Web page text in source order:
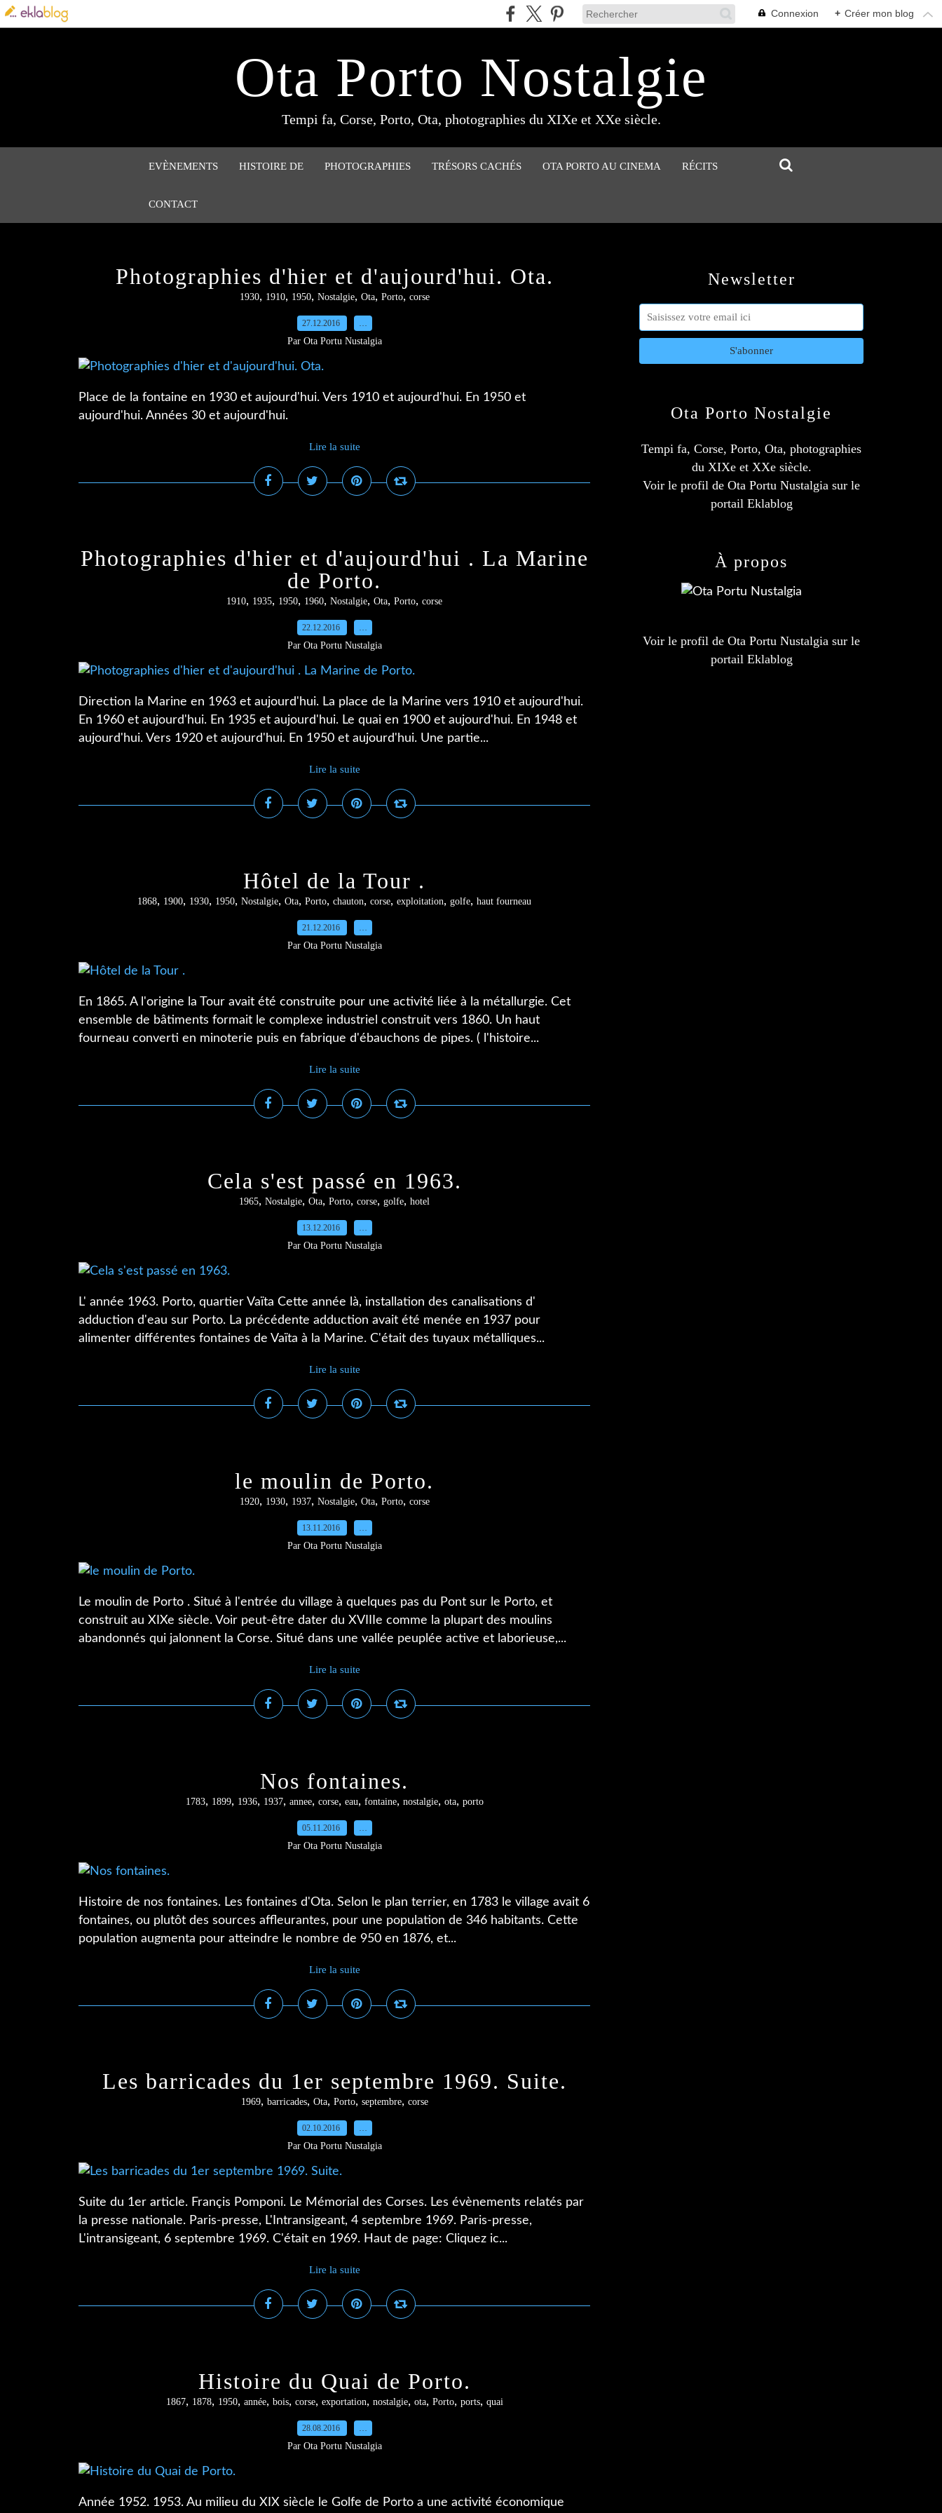
Connexion + Créer mon blog
Ota Porto Nostalgie
Tempi fa, Corse, Porto, Ota, photographies du XIXe et XXe siècle.
EVÈNEMENTS HISTOIRE DE PHOTOGRAPHIES TRÉSORS CACHÉS OTA PORTO AU CINEMA RÉCITS
CONTACT
Photographies d'hier et d'aujourd'hui. Ota.
1930, 1910, 1950, Nostalgie, Ota, Porto, corse
27.12.2016 …
Par Ota Portu Nustalgia
Place de la fontaine en 1930 et aujourd'hui. Vers 1910 et aujourd'hui. En 1950 et
aujourd'hui. Années 30 et aujourd'hui.
Lire la suite
Photographies d'hier et d'aujourd'hui . La Marine
de Porto.
1910, 1935, 1950, 1960, Nostalgie, Ota, Porto, corse
22.12.2016 …
Par Ota Portu Nustalgia
Direction la Marine en 1963 et aujourd'hui. La place de la Marine vers 1910 et aujourd'hui.
En 1960 et aujourd'hui. En 1935 et aujourd'hui. Le quai en 1900 et aujourd'hui. En 1948 et
aujourd'hui. Vers 1920 et aujourd'hui. En 1950 et aujourd'hui. Une partie...
Lire la suite
Hôtel de la Tour .
1868, 1900, 1930, 1950, Nostalgie, Ota, Porto, chauton, corse, exploitation, golfe, haut fourneau
21.12.2016 …
Par Ota Portu Nustalgia
En 1865. A l'origine la Tour avait été construite pour une activité liée à la métallurgie. Cet
ensemble de bâtiments formait le complexe industriel construit vers 1860. Un haut
fourneau converti en minoterie puis en fabrique d'ébauchons de pipes. ( l'histoire...
Lire la suite
Cela s'est passé en 1963.
1965, Nostalgie, Ota, Porto, corse, golfe, hotel
13.12.2016 …
Par Ota Portu Nustalgia
L' année 1963. Porto, quartier Vaïta Cette année là, installation des canalisations d'
adduction d'eau sur Porto. La précédente adduction avait été menée en 1937 pour
alimenter différentes fontaines de Vaïta à la Marine. C'était des tuyaux métalliques...
Lire la suite
le moulin de Porto.
1920, 1930, 1937, Nostalgie, Ota, Porto, corse
13.11.2016 …
Par Ota Portu Nustalgia
Le moulin de Porto . Situé à l'entrée du village à quelques pas du Pont sur le Porto, et
construit au XIXe siècle. Voir peut-être dater du XVIIIe comme la plupart des moulins
abandonnés qui jalonnent la Corse. Situé dans une vallée peuplée active et laborieuse,...
Lire la suite
Nos fontaines.
1783, 1899, 1936, 1937, annee, corse, eau, fontaine, nostalgie, ota, porto
05.11.2016 …
Par Ota Portu Nustalgia
Histoire de nos fontaines. Les fontaines d'Ota. Selon le plan terrier, en 1783 le village avait 6
fontaines, ou plutôt des sources affleurantes, pour une population de 346 habitants. Cette
population augmenta pour atteindre le nombre de 950 en 1876, et...
Lire la suite
Les barricades du 1er septembre 1969. Suite.
1969, barricades, Ota, Porto, septembre, corse
02.10.2016 …
Par Ota Portu Nustalgia
Suite du 1er article. Françis Pomponi. Le Mémorial des Corses. Les évènements relatés par
la presse nationale. Paris-presse, L'Intransigeant, 4 septembre 1969. Paris-presse,
L'intransigeant, 6 septembre 1969. C'était en 1969. Haut de page: Cliquez ic...
Lire la suite
Histoire du Quai de Porto.
1867, 1878, 1950, année, bois, corse, exportation, nostalgie, ota, Porto, ports, quai
28.08.2016 …
Par Ota Portu Nustalgia
Année 1952. 1953. Au milieu du XIX siècle le Golfe de Porto a une activité économique
Newsletter
Ota Porto Nostalgie
Tempi fa, Corse, Porto, Ota, photographies
du XIXe et XXe siècle.
Voir le profil de Ota Portu Nustalgia sur le
portail Eklablog
À propos
Voir le profil de Ota Portu Nustalgia sur le
portail Eklablog